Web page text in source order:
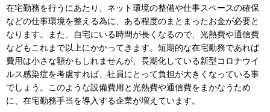
在宅勤務を行うにあたり、ネット環境の整備や仕事スペースの確保
などの仕事環境を整える為に、ある程度のまとまったお金が必要と
なります。また、自宅にいる時間が長くなるので、光熱費や通信費
などもこれまで以上にかかってきます。短期的な在宅勤務であれば
費用は小さな額かもしれませんが、長期化している新型コロナウイ
ルス感染症を考慮すれば、社員にとって負担が大きくなっている事
でしょう。このような設備費用と光熱費や通信費をまかなうため
に、在宅勤務手当を導入する企業が増えています。